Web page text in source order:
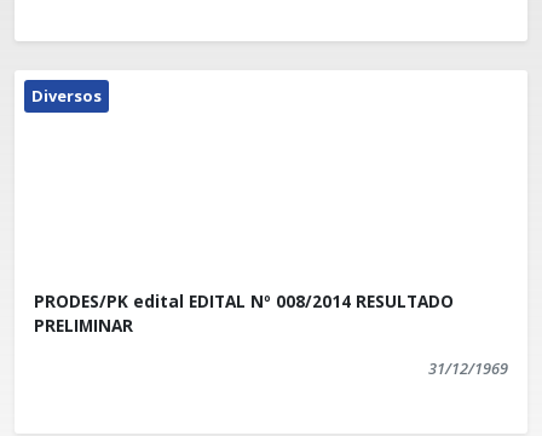
Diversos
PRODES/PK edital EDITAL Nº 008/2014 RESULTADO
PRELIMINAR
31/12/1969